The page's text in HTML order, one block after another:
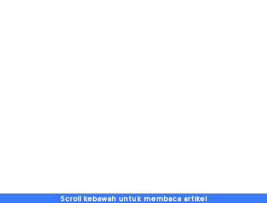
Scroll kebawah untuk membaca artikel